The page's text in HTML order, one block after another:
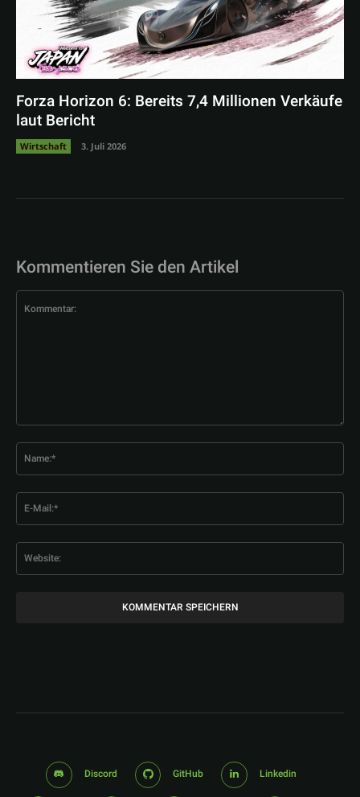
Forza Horizon 6: Bereits 7,4 Millionen Verkäufe
laut Bericht
Wirtschaft 3. Juli 2026
Kommentieren Sie den Artikel
Discord GitHub Linkedin